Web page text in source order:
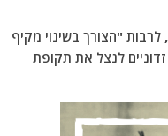
"הצורך בשינוי מקיף
לנצל את תקופת